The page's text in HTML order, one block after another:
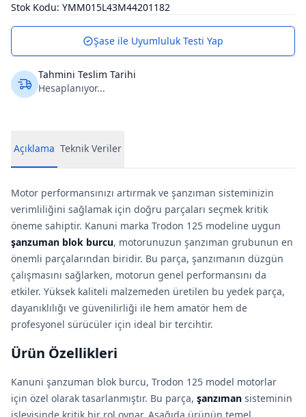
Stok Kodu: YMM015L43M44201182
Şase ile Uyumluluk Testi Yap
Tahmini Teslim Tarihi
Hesaplanıyor...
Açıklama Teknik Veriler
Motor performansınızı artırmak ve şanzıman sisteminizin
verimliliğini sağlamak için doğru parçaları seçmek kritik
öneme sahiptir. Kanuni marka Trodon 125 modeline uygun
şanzuman blok burcu, motorunuzun şanzıman grubunun en
önemli parçalarından biridir. Bu parça, şanzımanın düzgün
çalışmasını sağlarken, motorun genel performansını da
etkiler. Yüksek kaliteli malzemeden üretilen bu yedek parça,
dayanıklılığı ve güvenilirliği ile hem amatör hem de
profesyonel sürücüler için ideal bir tercihtir.
Ürün Özellikleri
Kanuni şanzuman blok burcu, Trodon 125 model motorlar
için özel olarak tasarlanmıştır. Bu parça, şanzıman sisteminin